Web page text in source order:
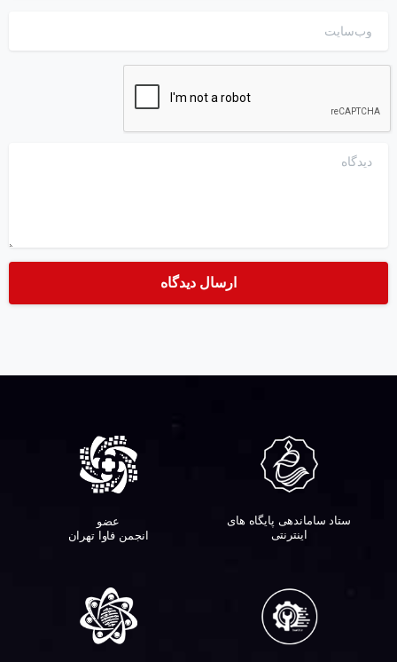
وب‌سایت
دیدگاه
ستاد ساماندهی پایگاه های
اینترنتی
عضو
انجمن فاوا تهران